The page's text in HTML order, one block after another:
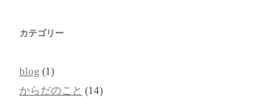
カテゴリー
blog (1)
からだのこと (14)